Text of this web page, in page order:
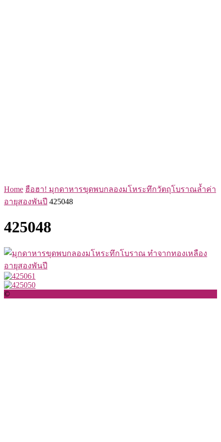
Home ฮือฮา! มุกดาหารขุดพบกลองมโหระทึกวัตถุโบราณล้ำค่า
อายุสองพันปี 425048
425048
©